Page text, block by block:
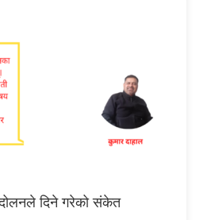
दिने गरेको संकेत